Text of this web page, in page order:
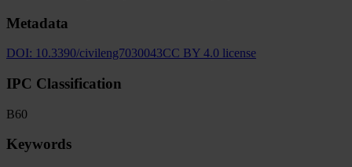
Metadata
DOI: 10.3390/civileng7030043CC BY 4.0 license
IPC Classification
B60
Keywords